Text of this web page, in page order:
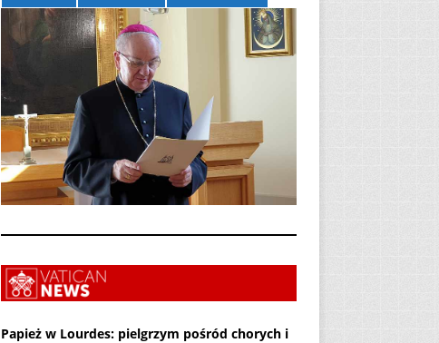
Papież w Lourdes: pielgrzym pośród chorych i